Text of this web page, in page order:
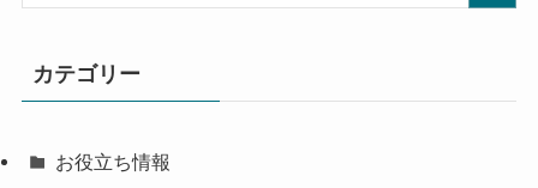
カテゴリー
お役立ち情報